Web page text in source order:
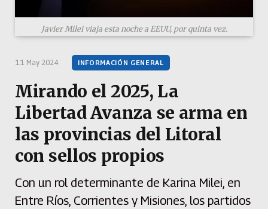
11 May 2024 INFORMACIÓN GENERAL
Mirando el 2025, La
Libertad Avanza se arma en
las provincias del Litoral
con sellos propios
Con un rol determinante de Karina Milei, en
Entre Ríos, Corrientes y Misiones, los partidos
Javier Milei viaja esta noche a EEUU, por quinta vez.